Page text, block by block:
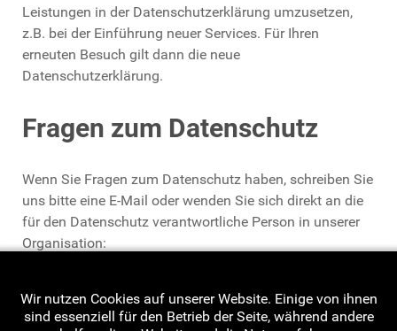
Leistungen in der Datenschutzerklärung umzusetzen,
z.B. bei der Einführung neuer Services. Für Ihren
erneuten Besuch gilt dann die neue
Datenschutzerklärung.
Fragen zum Datenschutz
Wenn Sie Fragen zum Datenschutz haben, schreiben Sie
uns bitte eine E-Mail oder wenden Sie sich direkt an die
für den Datenschutz verantwortliche Person in unserer
Organisation:
Olaf Müller
Wir nutzen Cookies auf unserer Website. Einige von ihnen
sind essenziell für den Betrieb der Seite, während andere